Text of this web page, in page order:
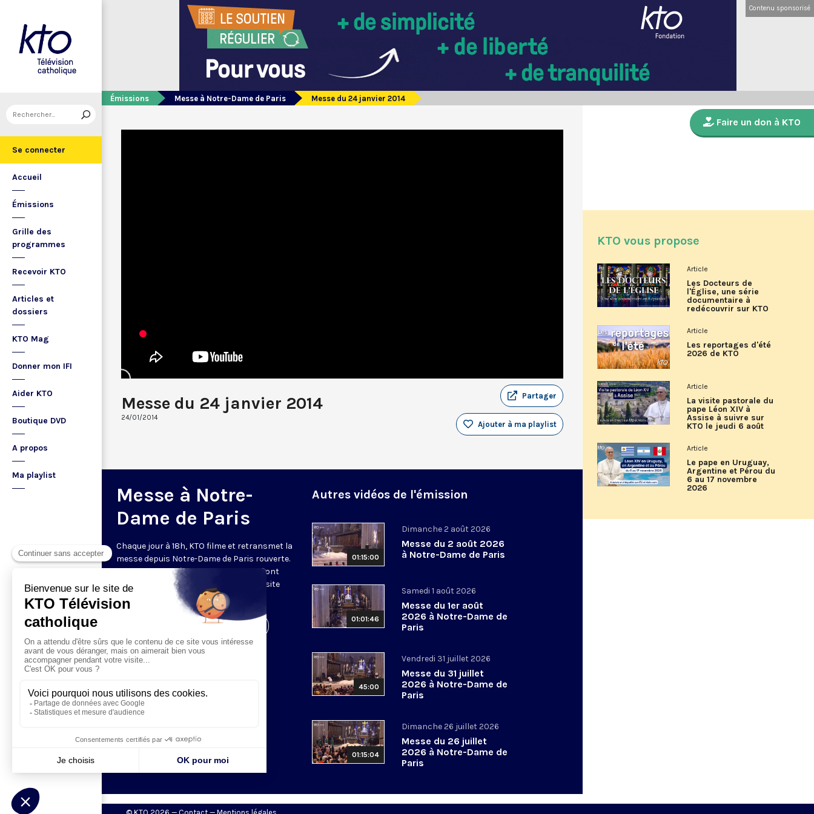
Se connecter
Accueil
Émissions
Grille des
programmes
Recevoir KTO
Articles et
dossiers
KTO Mag
Donner mon IFI
Aider KTO
Boutique DVD
A propos
Ma playlist
Contenu sponsorisé
Émissions Messe à Notre-Dame de Paris Messe du 24 janvier 2014
Messe du 24 janvier 2014
24/01/2014
Partager
Ajouter à ma playlist
Messe à Notre-
Dame de Paris
Chaque jour à 18h, KTO filme et retransmet la
messe depuis Notre-Dame de Paris rouverte.
Les textes des Vêpres et de la messe sont
presque toujours ceux qu’indiquent le site
Visiter la page de l'émission
Autres vidéos de l'émission
01:15:00
Dimanche 2 août 2026
Messe du 2 août 2026
à Notre-Dame de Paris
01:01:46
Samedi 1 août 2026
Messe du 1er août
2026 à Notre-Dame de
Paris
45:00
Vendredi 31 juillet 2026
Messe du 31 juillet
2026 à Notre-Dame de
Paris
01:15:04
Dimanche 26 juillet 2026
Messe du 26 juillet
2026 à Notre-Dame de
Paris
Faire un don à KTO
KTO vous propose
Article
Les Docteurs de
l'Église, une série
documentaire à
redécouvrir sur KTO
Article
Les reportages d'été
2026 de KTO
Article
La visite pastorale du
pape Léon XIV à
Assise à suivre sur
KTO le jeudi 6 août
Article
Le pape en Uruguay,
Argentine et Pérou du
6 au 17 novembre
2026